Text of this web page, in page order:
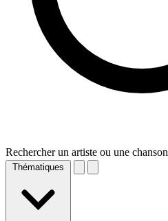
Rechercher un artiste ou une chanson
Thématiques